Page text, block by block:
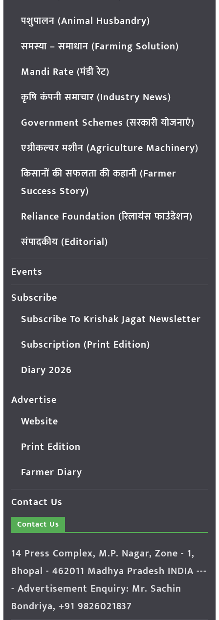
पशुपालन (Animal Husbandry)
समस्या – समाधान (Farming Solution)
Mandi Rate (मंडी रेट)
कृषि कंपनी समाचार (Industry News)
Government Schemes (सरकारी योजनाएं)
एग्रीकल्चर मशीन (Agriculture Machinery)
किसानों की सफलता की कहानी (Farmer
Success Story)
Reliance Foundation (रिलायंस फाउंडेशन)
संपादकीय (Editorial)
Events
Subscribe
Subscribe To Krishak Jagat Newsletter
Subscription (Print Edition)
Diary 2026
Advertise
Website
Print Edition
Farmer Diary
Contact Us
Contact Us
14 Press Complex, M.P. Nagar, Zone - 1,
Bhopal - 462011 Madhya Pradesh INDIA ---
- Advertisement Enquiry: Mr. Sachin
Bondriya, +91 9826021837